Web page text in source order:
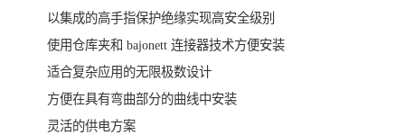
以集成的高手指保护绝缘实现高安全级别
使用仓库夹和 bajonett 连接器技术方便安装
适合复杂应用的无限极数设计
方便在具有弯曲部分的曲线中安装
灵活的供电方案